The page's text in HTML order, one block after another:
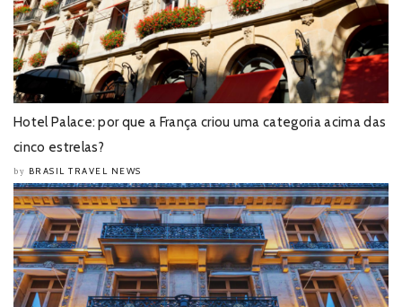
Hotel Palace: por que a França criou uma categoria acima das
cinco estrelas?
by BRASIL TRAVEL NEWS